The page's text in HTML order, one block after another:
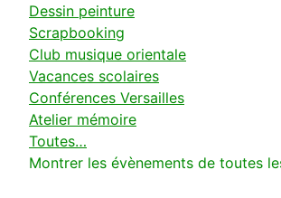
Dessin peinture
Scrapbooking
Club musique orientale
Vacances scolaires
Conférences Versailles
Atelier mémoire
Toutes…
Montrer les évènements de toutes